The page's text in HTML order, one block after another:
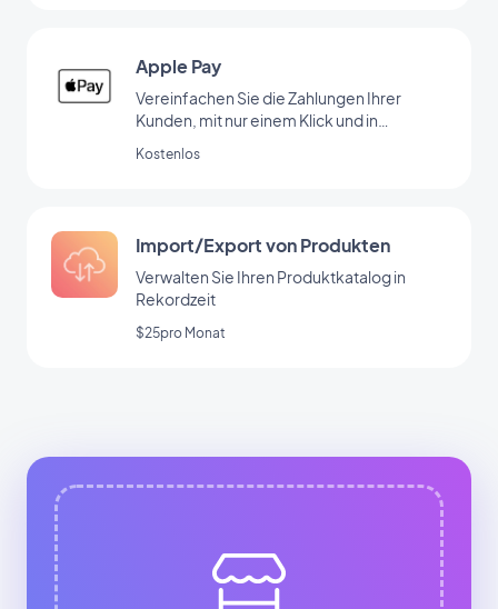
Apple Pay
Vereinfachen Sie die Zahlungen Ihrer
Kunden, mit nur einem Klick und in
Kostenlos
Import/Export von Produkten
Verwalten Sie Ihren Produktkatalog in
Rekordzeit
$25pro Monat